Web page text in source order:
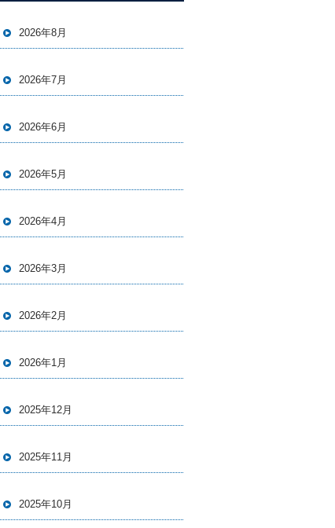
2026年8月
2026年7月
2026年6月
2026年5月
2026年4月
2026年3月
2026年2月
2026年1月
2025年12月
2025年11月
2025年10月